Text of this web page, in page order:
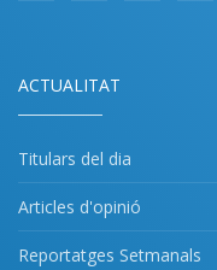
ACTUALITAT
Titulars del dia
Articles d'opinió
Reportatges Setmanals